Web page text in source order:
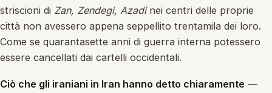
striscioni di Zan, Zendegi, Azadinei centri delle proprie
città non avessero appena seppellito trentamila dei loro.
Come se quarantasette anni di guerra interna potessero
essere cancellati dai cartelli occidentali.
Ciò che gli iraniani in Iran hanno detto chiaramente —